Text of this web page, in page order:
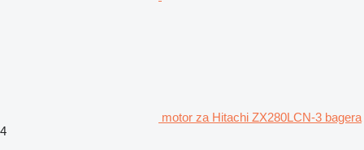
motor za Hitachi ZX280LCN-3 bagera
4